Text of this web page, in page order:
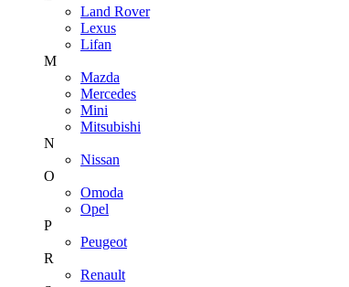
Land Rover
Lexus
Lifan
M
Mazda
Mercedes
Mini
Mitsubishi
N
Nissan
O
Omoda
Opel
P
Peugeot
R
Renault